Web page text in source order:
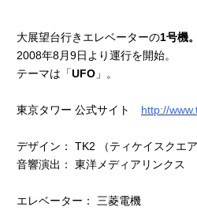
大展望台行きエレベーターの1号機。
2008年8月9日より運行を開始。
テーマは「UFO 」。
東京タワー 公式サイト http://
デザイン： TK2 （ティケイスクエア
音響演出： 東洋メディアリンクス
エレベーター： 三菱電機